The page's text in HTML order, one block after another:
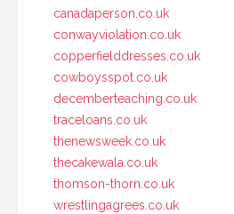
canadaperson.co.uk
conwayviolation.co.uk
copperfielddresses.co.uk
cowboysspot.co.uk
decemberteaching.co.uk
traceloans.co.uk
thenewsweek.co.uk
thecakewala.co.uk
thomson-thorn.co.uk
wrestlingagrees.co.uk